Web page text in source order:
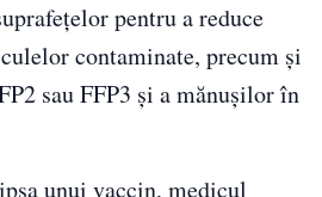
pentru a reduce
contaminate, precum și
sau FFP3 și a mănușilor în
unui vaccin, medicul